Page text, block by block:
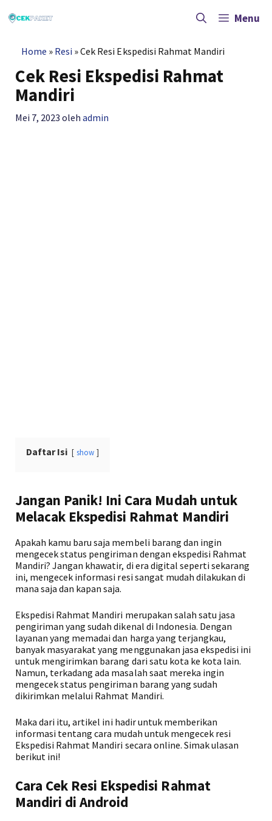
ke
Menu
Home » Resi »Cek Resi Ekspedisi Rahmat Mandiri
Cek Resi Ekspedisi Rahmat
Mandiri
Mei 7, 2023 olehadmin
Daftar Isi show
Jangan Panik! Ini Cara Mudah untuk
Melacak Ekspedisi Rahmat Mandiri
Apakah kamu baru saja membeli barang dan ingin
mengecek status pengiriman dengan ekspedisi Rahmat
Mandiri? Jangan khawatir, di era digital seperti sekarang
ini, mengecek informasi resi sangat mudah dilakukan di
mana saja dan kapan saja.
Ekspedisi Rahmat Mandiri merupakan salah satu jasa
pengiriman yang sudah dikenal di Indonesia. Dengan
layanan yang memadai dan harga yang terjangkau,
banyak masyarakat yang menggunakan jasa ekspedisi ini
untuk mengirimkan barang dari satu kota ke kota lain.
Namun, terkadang ada masalah saat mereka ingin
mengecek status pengiriman barang yang sudah
dikirimkan melalui Rahmat Mandiri.
Maka dari itu, artikel ini hadir untuk memberikan
informasi tentang cara mudah untuk mengecek resi
Ekspedisi Rahmat Mandiri secara online. Simak ulasan
berikut ini!
Cara Cek Resi Ekspedisi Rahmat
Mandiri di Android